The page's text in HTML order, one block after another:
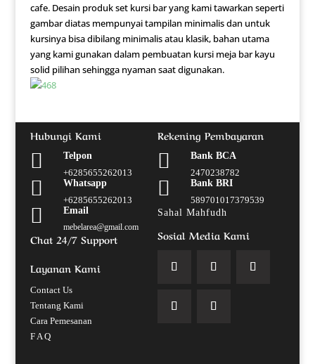
cafe. Desain produk set kursi bar yang kami tawarkan seperti
gambar diatas mempunyai tampilan minimalis dan untuk
kursinya bisa dibilang minimalis atau klasik, bahan utama
yang kami gunakan dalam pembuatan kursi meja bar kayu
solid pilihan sehingga nyaman saat digunakan.
Hubungi Kami

Telpon
+6285655262013

Whatsapp
+6285655262013
 Email
mebelarea@gmail.com
Chat 24/7 Support
Layanan Kami
Contact Us
Tentang Kami
Cara Pemesanan
F A Q
Rekening Pembayaran

Bank BCA
2470238782

Bank BRI
589701017379539
Sahal Mahfudh
Sosial Media Kami